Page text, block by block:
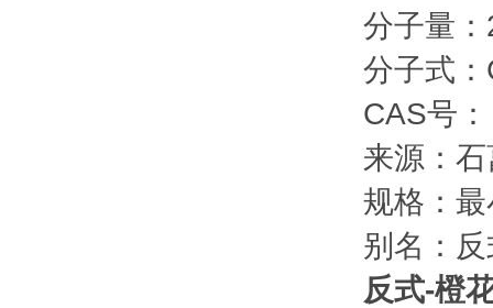
分子量
分子式
CAS号
来源：
规格：
别名：
反式-橙